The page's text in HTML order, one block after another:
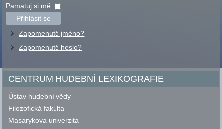
jméno
Heslo
Pamatuj si mě
Přihlásit se
Zapomenuté jméno?
Zapomenuté heslo?
CENTRUM HUDEBNÍ LEXIKOGRAFIE
Ústav hudební vědy
Filozofická fakulta
Masarykova univerzita